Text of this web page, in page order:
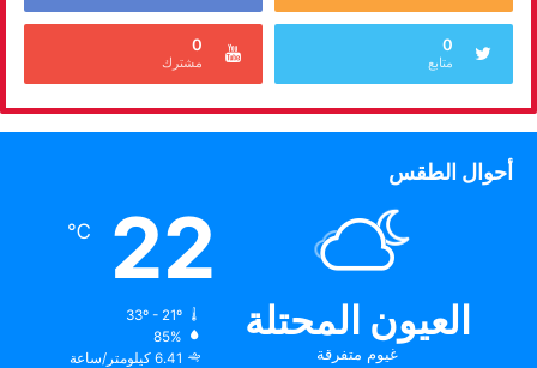
0
متابع
0
مشترك
أحوال الطقس
العيون المحتلة
غيوم متفرقة
22
℃
33º - 21º
85%
6.41 كيلومتر/ساعة